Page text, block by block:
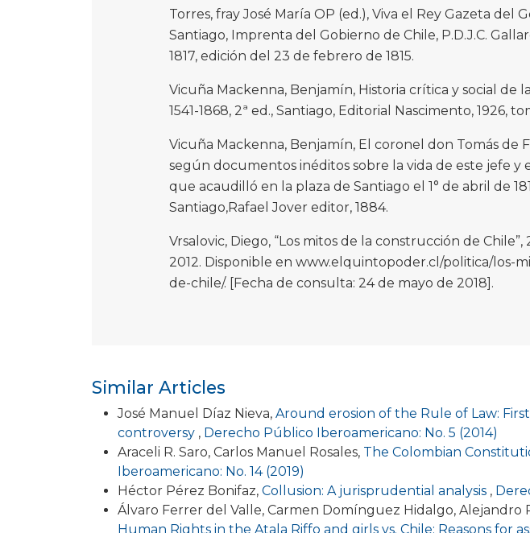
Torres, fray José María OP (ed.), Viva el Rey Gazeta del
Santiago, Imprenta del Gobierno de Chile, P.D.J.C.
1817, edición del 23 de febrero de 1815.
Vicuña Mackenna, Benjamín, Historia crítica y social de
1541-1868, 2ª ed., Santiago, Editorial Nascimento, 1926,
Vicuña Mackenna, Benjamín, El coronel don Tomás de
según documentos inéditos sobre la vida de este jefe
que acaudilló en la plaza de Santiago el 1° de abril de
Santiago,Rafael Jover editor, 1884.
Vrsalovic, Diego, “Los mitos de la construcción de
2012. Disponible en www.elquintopoder.cl/politica/los-
de-chile/. [Fecha de consulta: 24 de mayo de 2018].
Similar Articles
José Manuel Díaz Nieva, Around erosion of the Rule of Law:
controversy , Derecho Público Iberoamericano: No. 5 (2014)
Araceli R. Saro, Carlos Manuel Rosales, The Colombian
Iberoamericano: No. 14 (2019)
Héctor Pérez Bonifaz, Collusion: A jurisprudential analysis ,
Álvaro Ferrer del Valle, Carmen Domínguez Hidalgo,
Human Rights in the Atala Riffo and girls vs. Chile: Reasons for